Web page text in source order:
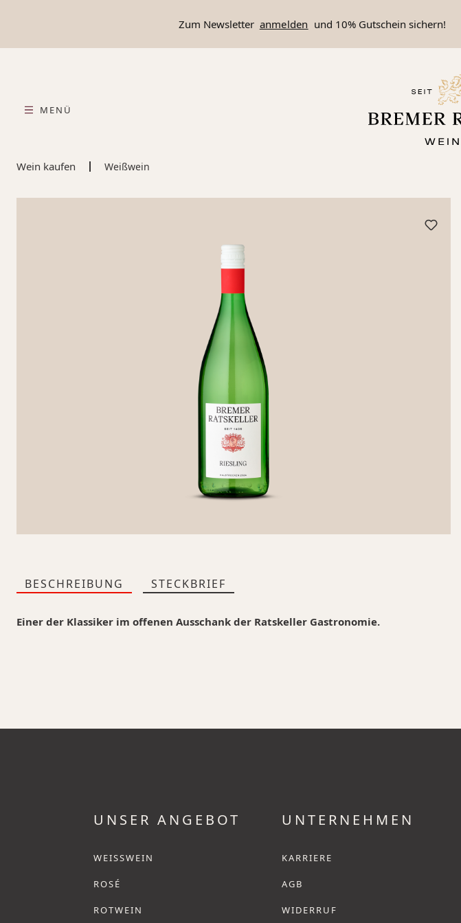
Zum Newsletter anmelden und 10% Gutschein sichern!
MENÜ
Wein kaufen Weißwein
BESCHREIBUNG STECKBRIEF
Einer der Klassiker im offenen Ausschank der Ratskeller Gastronomie.
UNSER ANGEBOT
WEISSWEIN
ROSÉ
ROTWEIN
UNTERNEHMEN
KARRIERE
AGB
WIDERRUF